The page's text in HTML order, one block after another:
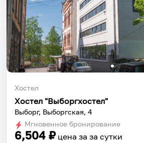
Хостел
Хостел "Выборгхостел"
Выборг, Выборгская, 4
Мгновенное бронирование
6,504 ₽ цена за за сутки